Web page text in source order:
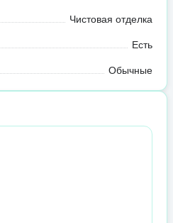
Чистовая отделка
Есть
Обычные